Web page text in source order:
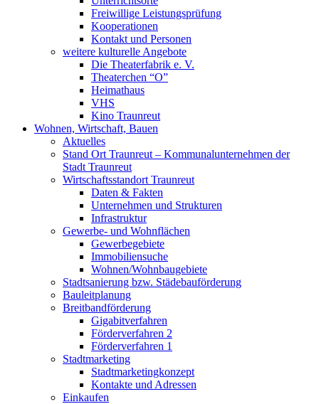
Freiwillige Leistungsprüfung
Kooperationen
Kontakt und Personen
weitere kulturelle Angebote
Die Theaterfabrik e. V.
Theaterchen “O”
Heimathaus
VHS
Kino Traunreut
Wohnen, Wirtschaft, Bauen
Aktuelles
Stand Ort Traunreut – Kommunalunternehmen der
Stadt Traunreut
Wirtschaftsstandort Traunreut
Daten & Fakten
Unternehmen und Strukturen
Infrastruktur
Gewerbe- und Wohnflächen
Gewerbegebiete
Immobiliensuche
Wohnen/Wohnbaugebiete
Stadtsanierung bzw. Städebauförderung
Bauleitplanung
Breitbandförderung
Gigabitverfahren
Förderverfahren 2
Förderverfahren 1
Stadtmarketing
Stadtmarketingkonzept
Kontakte und Adressen
Einkaufen